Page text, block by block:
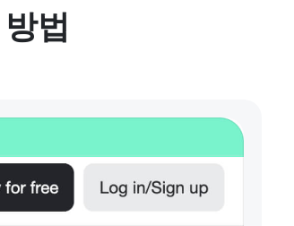
법